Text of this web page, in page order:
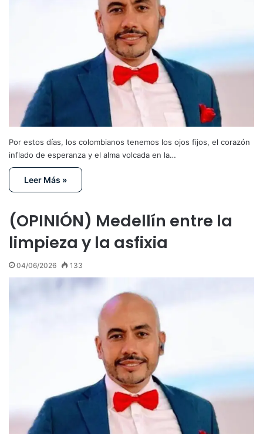
Por estos días, los colombianos tenemos los ojos fijos, el corazón
inflado de esperanza y el alma volcada en la…
Leer Más »
(OPINIÓN) Medellín entre la
limpieza y la asfixia
04/06/2026 133